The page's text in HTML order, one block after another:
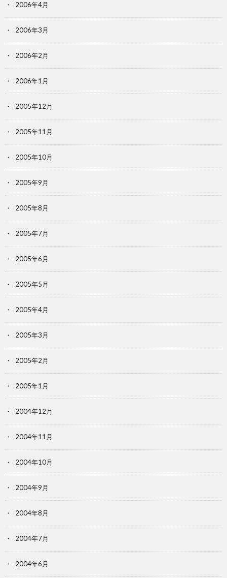
2006年4月
2006年3月
2006年2月
2006年1月
2005年12月
2005年11月
2005年10月
2005年9月
2005年8月
2005年7月
2005年6月
2005年5月
2005年4月
2005年3月
2005年2月
2005年1月
2004年12月
2004年11月
2004年10月
2004年9月
2004年8月
2004年7月
2004年6月